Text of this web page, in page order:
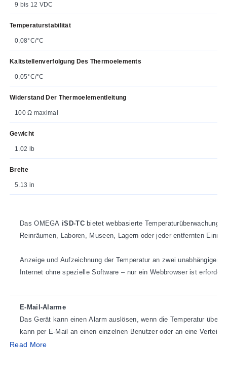
9 bis 12 VDC
Temperaturstabilität
0,08°C/°C
Kaltstellenverfolgung Des Thermoelements
0,05°C/°C
Widerstand Der Thermoelementleitung
100 Ω maximal
Gewicht
1.02 lb
Breite
5.13 in
Das OMEGA iSD-TCbietet webbasierte Temperaturüberwachung
Reinräumen, Laboren, Museen, Lagern oder jeder entfernten
Anzeige und Aufzeichnung der Temperatur an zwei unabhängigen
Internet ohne spezielle Software – nur ein Webbrowser ist
E-Mail-Alarme
Das Gerät kann einen Alarm auslösen, wenn die Temperatur
kann per E-Mail an einen einzelnen Benutzer oder an eine
Mobiltelefone und PDAs.
Read More